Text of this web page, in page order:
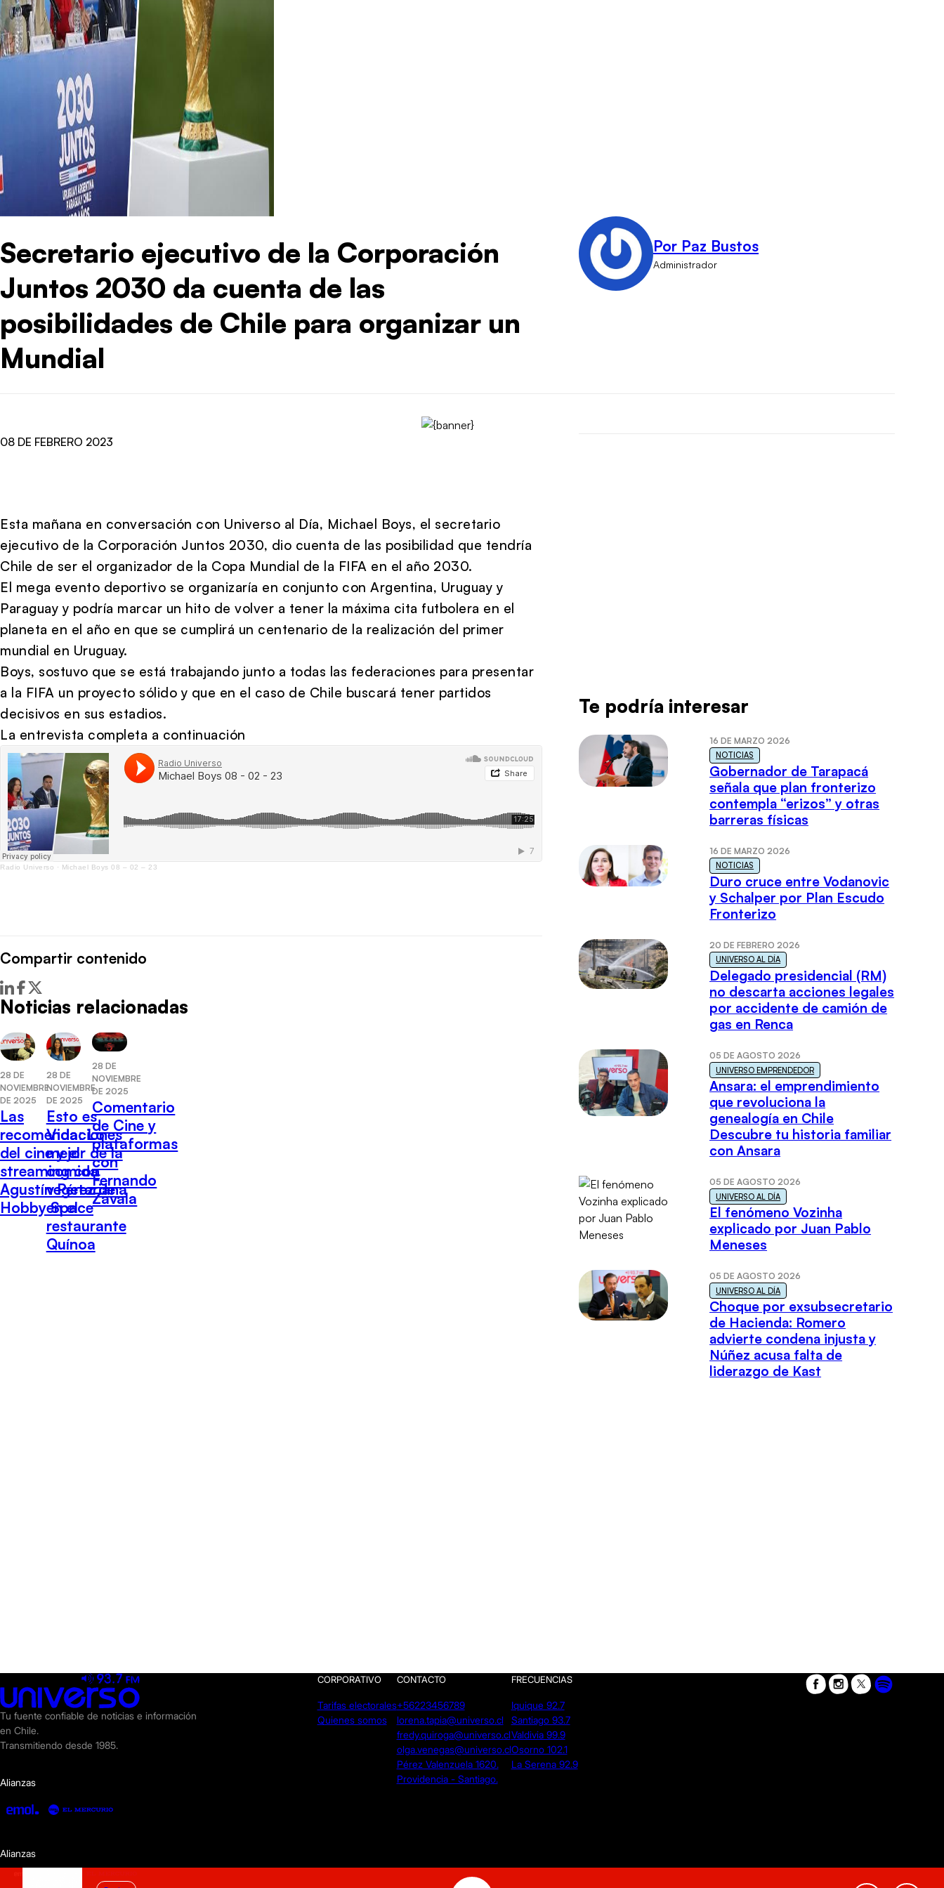
Secretario ejecutivo de la Corporación
Juntos 2030 da cuenta de las
posibilidades de Chile para organizar un
Mundial
Por Paz Bustos
Administrador
08 DE FEBRERO 2023
Esta mañana en conversación con Universo al Día, Michael Boys, el secretario
ejecutivo de la Corporación Juntos 2030, dio cuenta de las posibilidad que tendría
Chile de ser el organizador de la Copa Mundial de la FIFA en el año 2030.
El mega evento deportivo se organizaría en conjunto con Argentina, Uruguay y
Paraguay y podría marcar un hito de volver a tener la máxima cita futbolera en el
planeta en el año en que se cumplirá un centenario de la realización del primer
mundial en Uruguay.
Boys, sostuvo que se está trabajando junto a todas las federaciones para presentar
a la FIFA un proyecto sólido y que en el caso de Chile buscará tener partidos
decisivos en sus estadios.
La entrevista completa a continuación
Radio Universo · Michael Boys 08 – 02 – 23
Compartir contenido
Noticias relacionadas
28 DE
NOVIEMBRE
DE 2025
Las
recomendaciones
del cine y el
streaming con
Agustín Pérez de
Hobby Space
28 DE
NOVIEMBRE
DE 2025
Esto es
Vida: Lo
mejor de la
comida
vegetariana
en el
restaurante
Quínoa
28 DE
NOVIEMBRE
DE 2025
Comentario
de Cine y
plataformas
con
Fernando
Zavala
Te podría interesar
16 DE MARZO 2026
NOTICIAS
Gobernador de Tarapacá
señala que plan fronterizo
contempla “erizos” y otras
barreras físicas
16 DE MARZO 2026
NOTICIAS
Duro cruce entre Vodanovic
y Schalper por Plan Escudo
Fronterizo
20 DE FEBRERO 2026
UNIVERSO AL DÍA
Delegado presidencial (RM)
no descarta acciones legales
por accidente de camión de
gas en Renca
05 DE AGOSTO 2026
UNIVERSO EMPRENDEDOR
Ansara: el emprendimiento
que revoluciona la
genealogía en Chile
Descubre tu historia familiar
con Ansara
05 DE AGOSTO 2026
UNIVERSO AL DÍA
El fenómeno Vozinha
explicado por Juan Pablo
Meneses
05 DE AGOSTO 2026
UNIVERSO AL DÍA
Choque por exsubsecretario
de Hacienda: Romero
advierte condena injusta y
Núñez acusa falta de
liderazgo de Kast
Tu fuente confiable de noticias e información
en Chile.
Transmitiendo desde 1985.
Alianzas
CORPORATIVO
Tarifas electorales
Quienes somos
CONTACTO
+56223456789
lorena.tapia@universo.cl
fredy.quiroga@universo.cl
olga.venegas@universo.cl
Pérez Valenzuela 1620.
Providencia - Santiago.
FRECUENCIAS
Iquique 92.7
Santiago 93.7
Valdivia 99.9
Osorno 102.1
La Serena 92.9
Alianzas